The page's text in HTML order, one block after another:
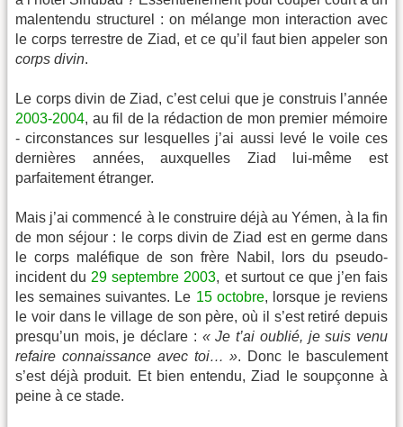
malentendu structurel : on mélange mon interaction avec
le corps terrestre de Ziad, et ce qu’il faut bien appeler son
corps divin.
Le corps divin de Ziad, c’est celui que je construis l’année
2003-2004, au fil de la rédaction de mon premier mémoire
- circonstances sur lesquelles j’ai aussi levé le voile ces
dernières années, auxquelles Ziad lui-même est
parfaitement étranger.
Mais j’ai commencé à le construire déjà au Yémen, à la fin
de mon séjour : le corps divin de Ziad est en germe dans
le corps maléfique de son frère Nabil, lors du pseudo-
incident du29 septembre 2003, et surtout ce que j’en fais
les semaines suivantes. Le 15 octobre, lorsque je reviens
le voir dans le village de son père, où il s’est retiré depuis
presqu’un mois, je déclare : « Je t’ai oublié, je suis venu
refaire connaissance avec toi… ». Donc le basculement
s’est déjà produit. Et bien entendu, Ziad le soupçonne à
peine à ce stade.